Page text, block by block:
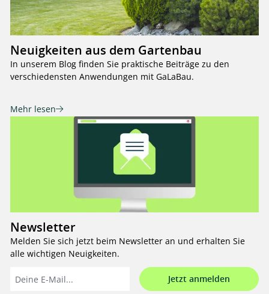
Neuigkeiten aus dem Gartenbau
In unserem Blog finden Sie praktische Beiträge zu den
verschiedensten Anwendungen mit GaLaBau.
Mehr lesen
Newsletter
Melden Sie sich jetzt beim Newsletter an und erhalten Sie
alle wichtigen Neuigkeiten.
Jetzt anmelden